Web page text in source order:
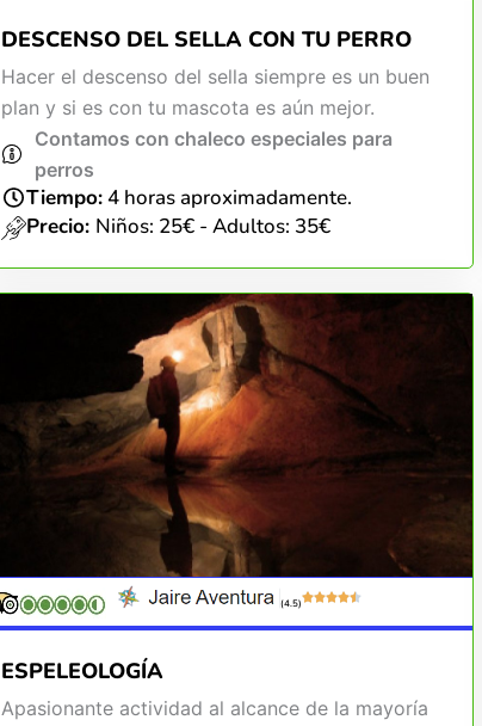
DESCENSO DEL SELLA CON TU PERRO
Hacer el descenso del sella siempre es un buen
plan y si es con tu mascota es aún mejor.
Contamos con chaleco especiales para
perros
Tiempo:4 horas aproximadamente.
Precio: Niños: 25€ - Adultos: 35€
(4.5)
ESPELEOLOGÍA
Apasionante actividad al alcance de la mayoría